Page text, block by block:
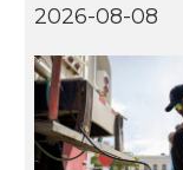
2026-08-08